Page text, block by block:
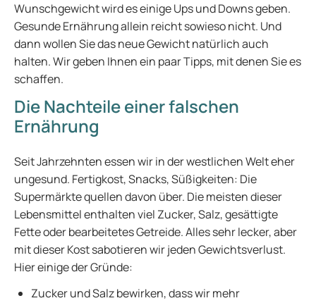
Wunschgewicht wird es einige Ups und Downs geben.
Gesunde Ernährung allein reicht sowieso nicht. Und
dann wollen Sie das neue Gewicht natürlich auch
halten. Wir geben Ihnen ein paar Tipps, mit denen Sie es
schaffen.
Die Nachteile einer falschen
Ernährung
Seit Jahrzehnten essen wir in der westlichen Welt eher
ungesund. Fertigkost, Snacks, Süßigkeiten: Die
Supermärkte quellen davon über. Die meisten dieser
Lebensmittel enthalten viel Zucker, Salz, gesättigte
Fette oder bearbeitetes Getreide. Alles sehr lecker, aber
mit dieser Kost sabotieren wir jeden Gewichtsverlust.
Hier einige der Gründe:
Zucker und Salz bewirken, dass wir mehr